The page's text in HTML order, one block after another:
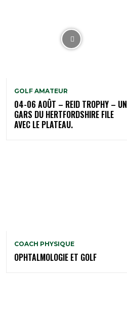
GOLF AMATEUR
04-06 AOÛT – REID TROPHY – UN
GARS DU HERTFORDSHIRE FILE
AVEC LE PLATEAU.
COACH PHYSIQUE
OPHTALMOLOGIE ET GOLF